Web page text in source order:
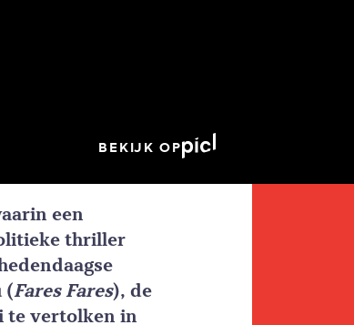
BEKIJK OP
een
thriller
(Fares Fares), de
te vertolken in